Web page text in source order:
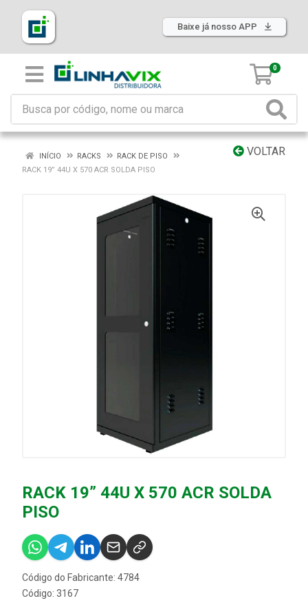
Baixe já nosso APP
0
VOLTAR
INÍCIO RACKS
RACK DE PISO
RACK 19” 44U X 570 ACR SOLDA PISO
RACK 19” 44U X 570 ACR SOLDA
PISO
Código do Fabricante: 4784
Código: 3167